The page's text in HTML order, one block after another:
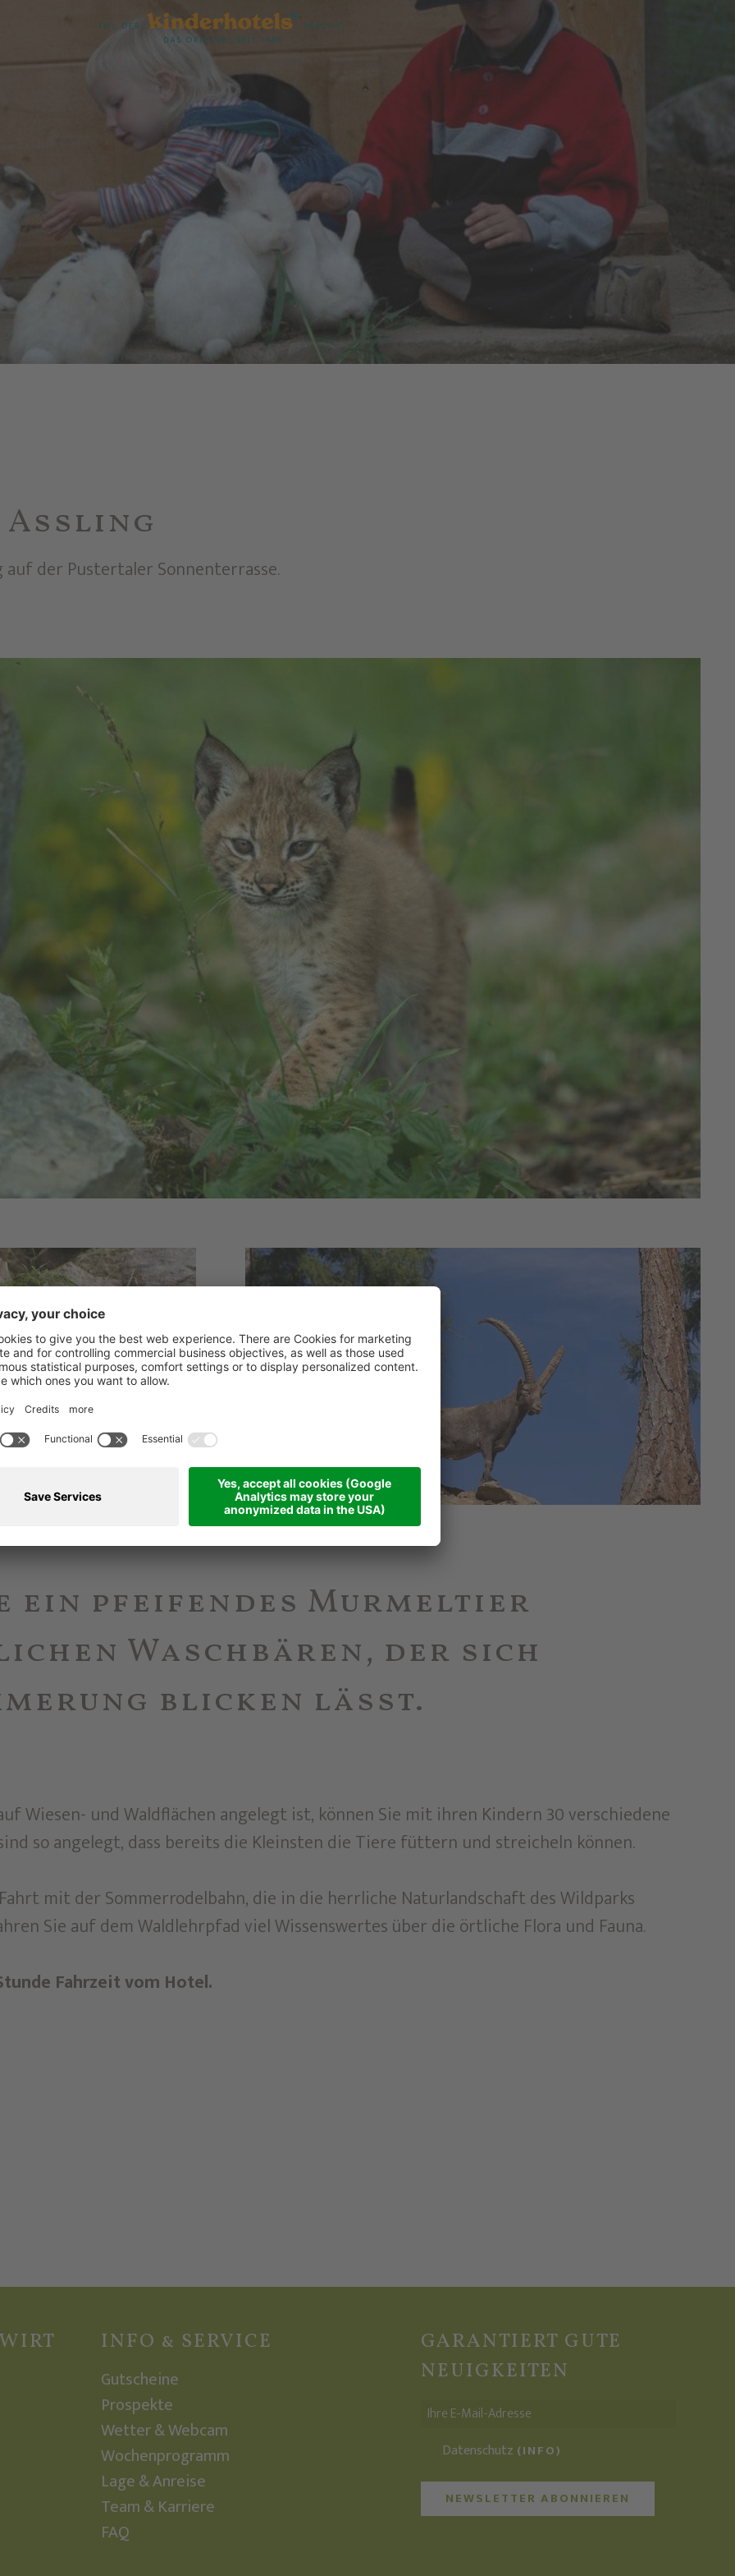
der Pustertaler Sonnenterrasse.
ein pfeifendes Murmeltier
Waschbären, der sich
blicken lässt.
Wiesen- und Waldflächen angelegt ist, können Sie mit ihren Kindern 30 verschiedene
so angelegt, dass bereits die Kleinsten die Tiere füttern und streicheln können.
mit der Sommerrodelbahn, die in die herrliche Naturlandschaft des Wildparks
Sie auf dem Waldlehrpfad viel Wissenswertes über die örtliche Flora und Fauna.
Fahrzeit vom Hotel.
INFO & SERVICE
Gutscheine
Prospekte
Wetter & Webcam
Wochenprogramm
Lage & Anreise
Team & Karriere
FAQ
GARANTIERT GUTE
NEUIGKEITEN
Datenschutz (INFO)
NEWSLETTER ABONNIEREN